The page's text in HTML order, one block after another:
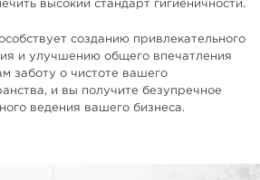
высокий стандарт гигиеничности.
созданию привлекательного
и улучшению общего впечатления
заботу о чистоте вашего
и вы получите безупречное
ведения вашего бизнеса.